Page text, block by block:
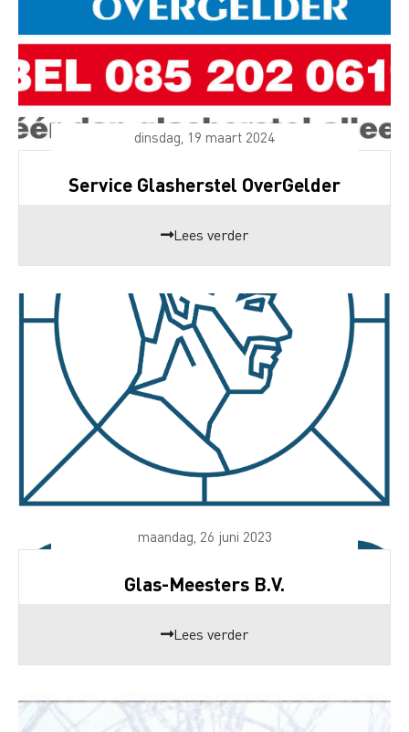
dinsdag, 19 maart 2024
Service Glasherstel OverGelder
Lees verder
maandag, 26 juni 2023
Glas-Meesters B.V.
Lees verder